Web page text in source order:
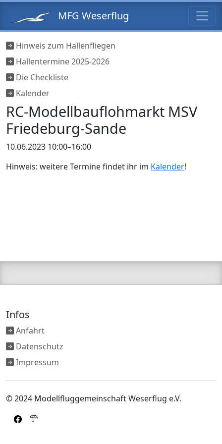
MFG Weserflug
RC-Modellbauflohmarkt MSV
Friedeburg-Sande
10.06.2023 10:00–16:00
Hinweis: weitere Termine findet ihr im Kalender!
Hinweis zum Hallenfliegen
Hallentermine 2025-2026
Die Checkliste
Kalender
Infos
Anfahrt
Datenschutz
Impressum
© 2024 Modellfluggemeinschaft Weserflug e.V.